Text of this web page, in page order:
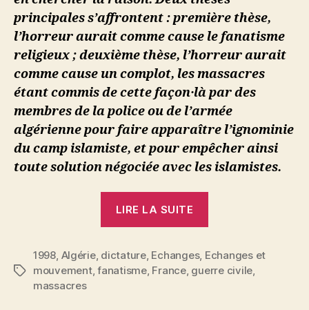
principales s’affrontent : première thèse,
l’horreur aurait comme cause le fanatisme
religieux ; deuxième thèse, l’horreur aurait
comme cause un complot, les massacres
étant commis de cette façon·là par des
membres de la police ou de l’armée
algérienne pour faire apparaître l’ignominie
du camp islamiste, et pour empêcher ainsi
toute solution négociée avec les islamistes.
LIRE LA SUITE
massacres
en
Étiquettes
1998, Algérie, dictature, Echanges, Echanges et
mouvement,fanatisme, France, guerre civile,
massacres